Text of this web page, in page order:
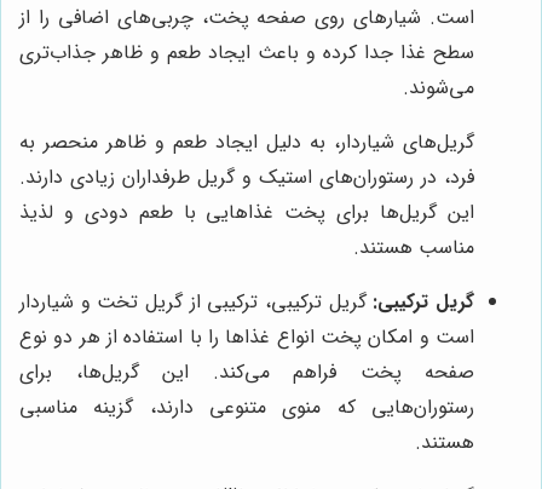
است. شیارهای روی صفحه پخت، چربی‌های اضافی را از
سطح غذا جدا کرده و باعث ایجاد طعم و ظاهر جذاب‌تری
می‌شوند.
گریل‌های شیاردار، به دلیل ایجاد طعم و ظاهر منحصر به
فرد، در رستوران‌های استیک و گریل طرفداران زیادی دارند.
این گریل‌ها برای پخت غذاهایی با طعم دودی و لذیذ
مناسب هستند.
گریل ترکیبی: گریل ترکیبی، ترکیبی از گریل تخت و شیاردار
است و امکان پخت انواع غذاها را با استفاده از هر دو نوع
صفحه پخت فراهم می‌کند. این گریل‌ها، برای
رستوران‌هایی که منوی متنوعی دارند، گزینه مناسبی
هستند.